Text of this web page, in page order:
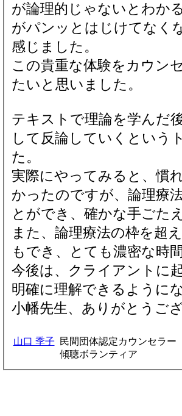
が論理的じゃないとわか
がパンッとはじけてなく
感じました。
この貴重な体験をカウン
たいと思いました。
テキストで理論を学んだ
して反論していくという
た。
実際にやってみると、慣
かったのですが、論理療
とができ、確かな手ごた
また、論理療法の枠を超
もでき、とても濃密な時
今後は、クライアントに
明確に理解できるように
小幡先生、ありがとうご
山口 季子
民間団体認定カウンセラー
傾聴ボランティア